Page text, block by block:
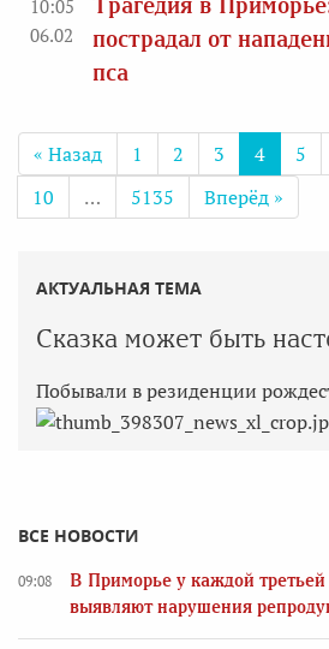
10:05
06.02
Трагедия в
пострадал от
пса
« Назад 1 2 3 4 5
10
… 5135 Вперёд »
АКТУАЛЬНАЯ ТЕМА
Сказка может быть
Побывали в резиденции
ВСЕ НОВОСТИ
09:08
В Приморье у каждой третьей
выявляют нарушения